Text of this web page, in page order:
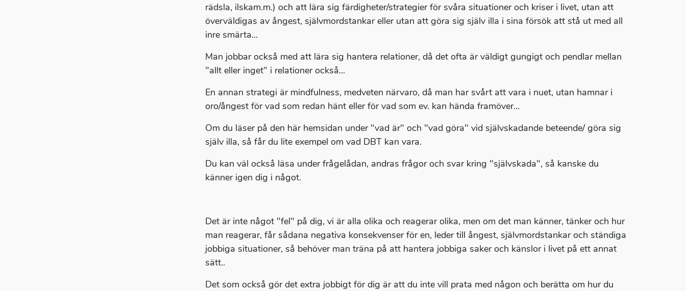
rädsla, ilskam.m.) och att lära sig färdigheter/strategier för svåra situationer och kriser i livet, utan att
överväldigas av ångest, självmordstankar eller utan att göra sig själv illa i sina försök att stå ut med all
inre smärta...
Man jobbar också med att lära sig hantera relationer, då det ofta är väldigt gungigt och pendlar mellan
"allt eller inget" i relationer också...
En annan strategi är mindfulness, medveten närvaro, då man har svårt att vara i nuet, utan hamnar i
oro/ångest för vad som redan hänt eller för vad som ev. kan hända framöver...
Om du läser på den här hemsidan under "vad är" och "vad göra" vid självskadande beteende/ göra sig
själv illa, så får du lite exempel om vad DBT kan vara.
Du kan väl också läsa under frågelådan, andras frågor och svar kring "självskada", så kanske du
känner igen dig i något.
Det är inte något "fel" på dig, vi är alla olika och reagerar olika, men om det man känner, tänker och hur
man reagerar, får sådana negativa konsekvenser för en, leder till ångest, självmordstankar och ständiga
jobbiga situationer, så behöver man träna på att hantera jobbiga saker och känslor i livet på ett annat
sätt..
Det som också gör det extra jobbigt för dig är att du inte vill prata med någon och berätta om hur du